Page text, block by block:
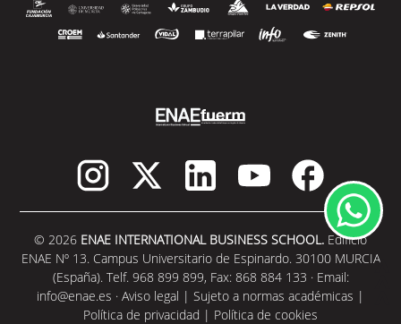
© 2026 ENAE INTERNATIONAL BUSINESS SCHOOL. Edificio
ENAE Nº 13. Campus Universitario de Espinardo. 30100 MURCIA
(España). Telf. 968 899 899, Fax: 868 884 133 · Email:
info@enae.es · Aviso legal | Sujeto a normas académicas |
Política de privacidad | Política de cookies